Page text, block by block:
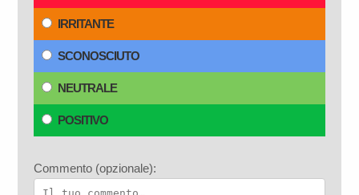
IRRITANTE
SCONOSCIUTO
NEUTRALE
POSITIVO
Commento (opzionale):